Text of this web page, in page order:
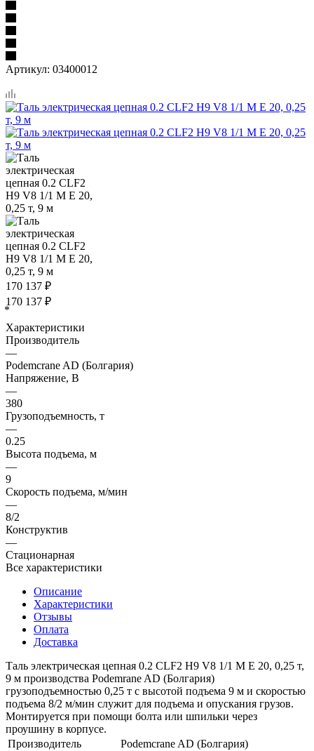
Артикул: 03400012
170 137 ₽
170 137 ₽
*
Характеристики
Производитель
—
Podemcrane AD (Болгария)
Напряжение, В
—
380
Грузоподъемность, т
—
0.25
Высота подъема, м
—
9
Скорость подъема, м/мин
—
8/2
Конструктив
—
Стационарная
Все характеристики
Описание
Характеристики
Отзывы
Оплата
Доставка
Таль электрическая цепная 0.2 CLF2 H9 V8 1/1 M E 20, 0,25 т,
9 м производства Podemrane AD (Болгария)
грузоподъемностью 0,25 т с высотой подъема 9 м и скоростью
подъема 8/2 м/мин служит для подъема и опускания грузов.
Монтируется при помощи болта или шпильки через
проушину в корпусе.
Производитель
Podemcrane AD (Болгария)